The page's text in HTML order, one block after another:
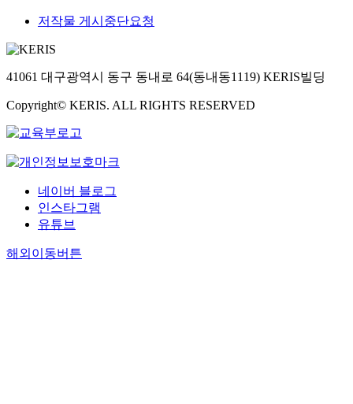
저작물 게시중단요청
41061 대구광역시 동구 동내로 64(동내동1119) KERIS빌딩
Copyright© KERIS. ALL RIGHTS RESERVED
네이버 블로그
인스타그램
유튜브
해외이동버튼